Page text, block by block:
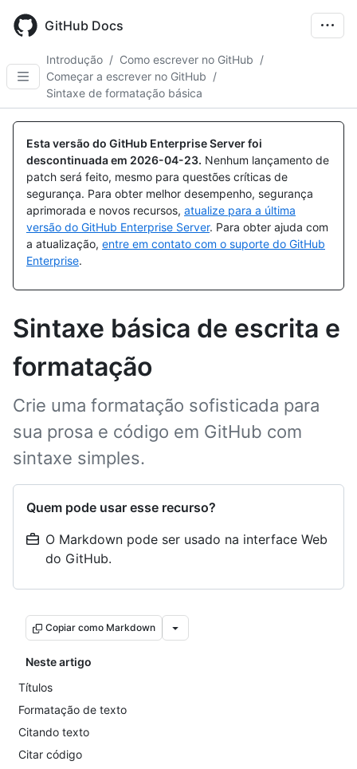
main
GitHub Docs
Introdução / Como escrever no GitHub /
Começar a escrever no GitHub /
Sintaxe de formatação básica
Esta versão do GitHub Enterprise Server foi
descontinuada em 2026-04-23. Nenhum lançamento de
patch será feito, mesmo para questões críticas de
segurança. Para obter melhor desempenho, segurança
aprimorada e novos recursos, atualize para a última
versão do GitHub Enterprise Server. Para obter ajuda com
a atualização, entre em contato com o suporte do GitHub
Enterprise.
Sintaxe básica de escrita e
formatação
Crie uma formatação sofisticada para
sua prosa e código em GitHub com
sintaxe simples.
Quem pode usar esse recurso?
O Markdown pode ser usado na interface Web
do GitHub.
Copiar como Markdown
Neste artigo
Títulos
Formatação de texto
Citando texto
Citar código